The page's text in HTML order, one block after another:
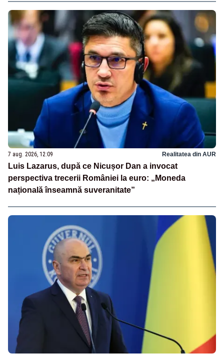
7 aug. 2026, 12:09 Realitatea din AUR
Luis Lazarus, după ce Nicușor Dan a invocat
perspectiva trecerii României la euro: „Moneda
națională înseamnă suveranitate”